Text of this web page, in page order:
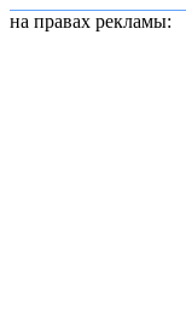
на правах рекламы: